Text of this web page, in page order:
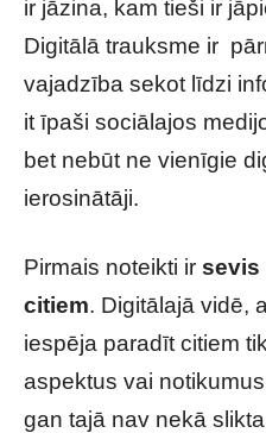
ir jāzina, kam tieši ir
Digitālā trauksme ir
vajadzība sekot līdzi
it īpaši sociālajos
bet nebūt ne vienīgie
ierosinātāji.
Pirmais noteikti ir sevis
citiem. Digitālajā vidē,
iespēja paradīt citiem
aspektus vai
gan tajā nav nekā